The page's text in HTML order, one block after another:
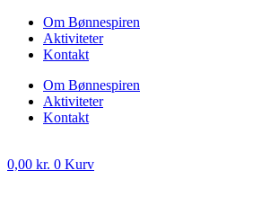
Om Bønnespiren
Aktiviteter
Kontakt
Om Bønnespiren
Aktiviteter
Kontakt
0,00 kr. 0 Kurv